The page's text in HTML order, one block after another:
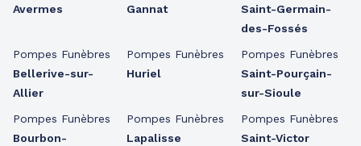
Avermes
Pompes Funèbres
Bellerive-sur-
Allier
Pompes Funèbres
Bourbon-
Gannat
Pompes Funèbres
Huriel
Pompes Funèbres
Lapalisse
Saint-Germain-
des-Fossés
Pompes Funèbres
Saint-Pourçain-
sur-Sioule
Pompes Funèbres
Saint-Victor